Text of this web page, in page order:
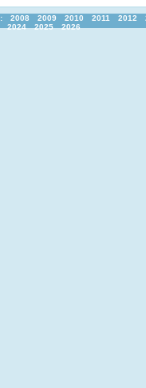
2008 2009 2010 2011 2012
2024 2025 2026